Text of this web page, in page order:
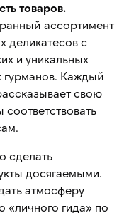
товаров.
ассортимент
деликатесов с
и уникальных
гурманов. Каждый
свою
сделать
досягаемыми.
атмосферу
«личного гида» по